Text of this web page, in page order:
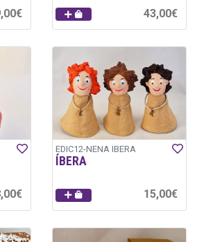
43,00€
EDIC12-NENA IBERA
ÍBERA
15,00€